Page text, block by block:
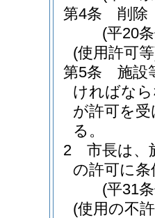
第4条
削除
(平20
(使用許可
第5条
施設
ければな
が許可を
る。
2
市長は、
の許可に
(平31
(使用の不